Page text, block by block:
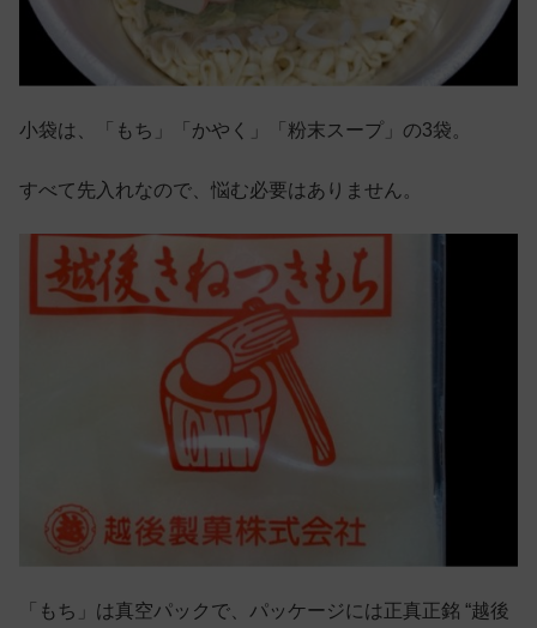
小袋は、「もち」「かやく」「粉末スープ」の3袋。
すべて先入れなので、悩む必要はありません。
「もち」は真空パックで、パッケージには正真正銘 “越後